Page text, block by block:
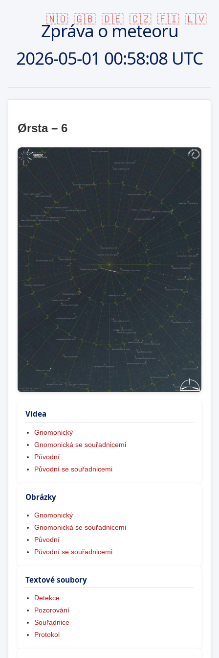
🇳🇴 🇬🇧 🇩🇪 🇨🇿 🇫🇮 🇱🇻
Zpráva o meteoru
2026-05-01 00:58:08 UTC
Ørsta – 6
Videa
Gnomonický
Gnomonická se souřadnicemi
Původní
Původní se souřadnicemi
Obrázky
Gnomonický
Gnomonická se souřadnicemi
Původní
Původní se souřadnicemi
Textové soubory
Detekce
Pozorování
Souřadnice
Protokol